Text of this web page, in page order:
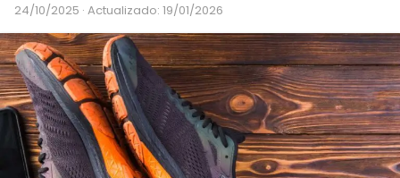
24/10/2025 · Actualizado: 19/01/2026